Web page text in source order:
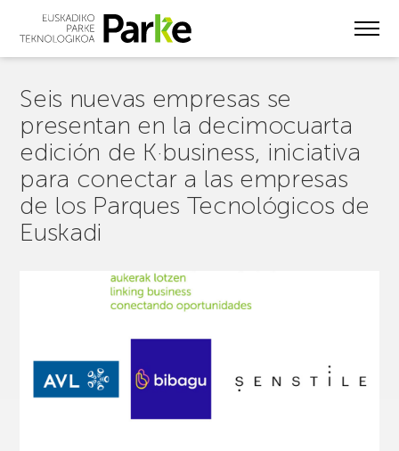
Seis nuevas empresas se
presentan en la decimocuarta
edición de K·business, iniciativa
para conectar a las empresas
de los Parques Tecnológicos de
Euskadi